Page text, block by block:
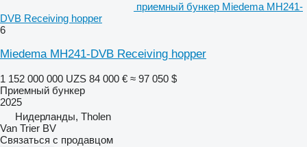
приемный бункер Miedema MH241-
DVB Receiving hopper
6
Miedema MH241-DVB Receiving hopper
1 152 000 000 UZS 84 000 € ≈ 97 050 $
Приемный бункер
2025
Нидерланды, Tholen
Van Trier BV
Связаться с продавцом